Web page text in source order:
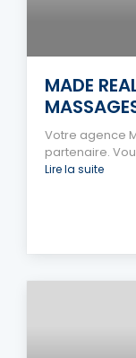
MADE
Votre agence
partenaire.
Lire la suite